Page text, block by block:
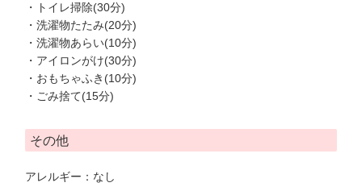
・トイレ掃除(30分)
・洗濯物たたみ(20分)
・洗濯物あらい(10分)
・アイロンがけ(30分)
・おもちゃふき(10分)
・ごみ捨て(15分)
その他
アレルギー：なし